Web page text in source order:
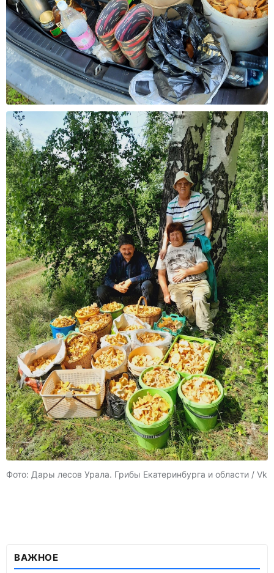
Фото: Дары лесов Урала. Грибы Екатеринбурга и области / Vk
ВАЖНОЕ